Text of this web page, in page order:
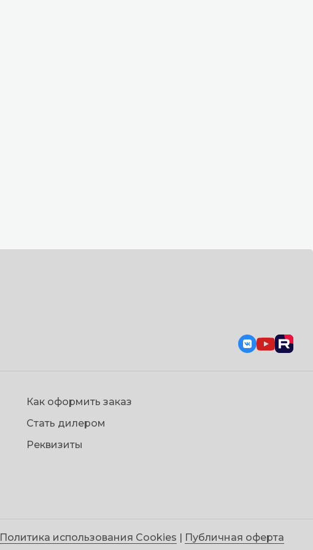
Как оформить заказ
Стать дилером
Реквизиты
Политика использования Cookies | Публичная оферта